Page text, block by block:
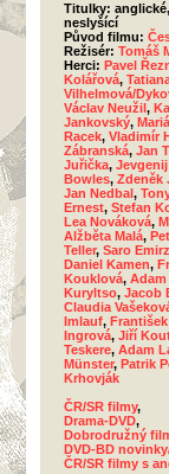
Titulky:
neslyšící
Původ filmu:
Režisér: Tomáš
Herci: Pavel
Kolářová,
Vilhelmová/
Václav Neužil,
Jankovský,
Racek, Vladimír
Zábranská, Jan
Juřička,
Bowles, Zdeněk
Jan Nedbal,
Ernest, Stefan
Lea Nováková,
Alžběta Malá,
Teller, Saro
Daniel Kamen,
Kouklová, Adam
Kuryltso, Jacob
Claudia
Imlauf,
Ingrová, Jiří
Teskere, Adam
Münster, Patrik
Krhovják
ČR/SR filmy,
Drama-DVD,
Dobrodružný
DVD-BD
ČR/SR filmy s